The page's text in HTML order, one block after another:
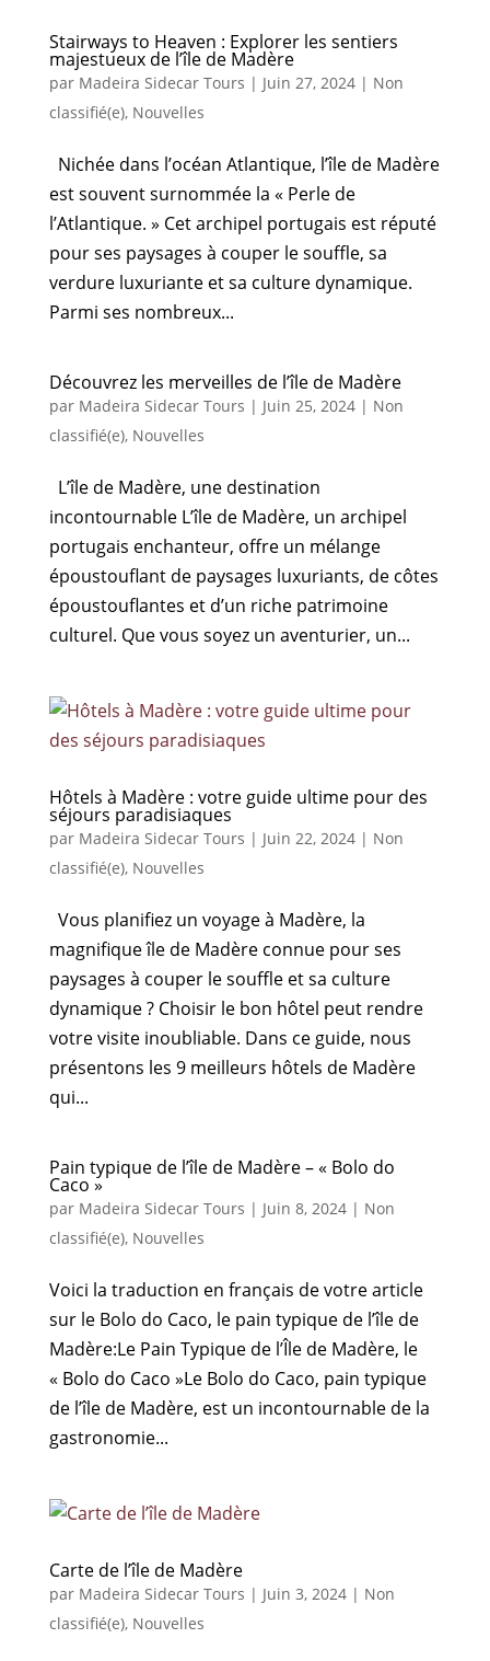
Stairways to Heaven : Explorer les sentiers
majestueux de l’île de Madère
par Madeira Sidecar Tours | Juin 27, 2024| Non
classifié(e), Nouvelles
Nichée dans l’océan Atlantique, l’île de Madère
est souvent surnommée la « Perle de
l’Atlantique. » Cet archipel portugais est réputé
pour ses paysages à couper le souffle, sa
verdure luxuriante et sa culture dynamique.
Parmi ses nombreux...
Découvrez les merveilles de l’île de Madère
par Madeira Sidecar Tours | Juin 25, 2024| Non
classifié(e), Nouvelles
L’île de Madère, une destination
incontournable L’île de Madère, un archipel
portugais enchanteur, offre un mélange
époustouflant de paysages luxuriants, de côtes
époustouflantes et d’un riche patrimoine
culturel. Que vous soyez un aventurier, un...
Hôtels à Madère : votre guide ultime pour des
séjours paradisiaques
par Madeira Sidecar Tours | Juin 22, 2024| Non
classifié(e), Nouvelles
Vous planifiez un voyage à Madère, la
magnifique île de Madère connue pour ses
paysages à couper le souffle et sa culture
dynamique ? Choisir le bon hôtel peut rendre
votre visite inoubliable. Dans ce guide, nous
présentons les 9 meilleurs hôtels de Madère
qui...
Pain typique de l’île de Madère – « Bolo do
Caco »
par Madeira Sidecar Tours | Juin 8, 2024| Non
classifié(e), Nouvelles
Voici la traduction en français de votre article
sur le Bolo do Caco, le pain typique de l’île de
Madère:Le Pain Typique de l’Île de Madère, le
« Bolo do Caco »Le Bolo do Caco, pain typique
de l’île de Madère, est un incontournable de la
gastronomie...
Carte de l’île de Madère
par Madeira Sidecar Tours | Juin 3, 2024| Non
classifié(e), Nouvelles